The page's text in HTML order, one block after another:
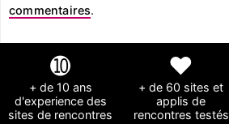
commentaires.
➓
+ de 10 ans
d'experience des
sites de rencontres
❤
+ de 60 sites et
applis de
rencontres testés